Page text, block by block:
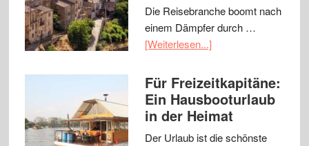
Die Reisebranche boomt nach
einem Dämpfer durch …
[Weiterlesen...]
Für Freizeitkapitäne:
Ein Hausbooturlaub
in der Heimat
Der Urlaub ist die schönste